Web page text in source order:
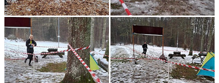
GIFT GENARPS IF TRAIL 2026
ANMÄLAN TILL LÖPGRUPPEN